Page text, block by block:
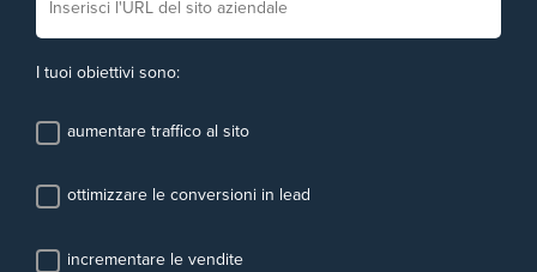
I tuoi obiettivi sono:
aumentare traffico al sito
ottimizzare le conversioni in lead
incrementare le vendite